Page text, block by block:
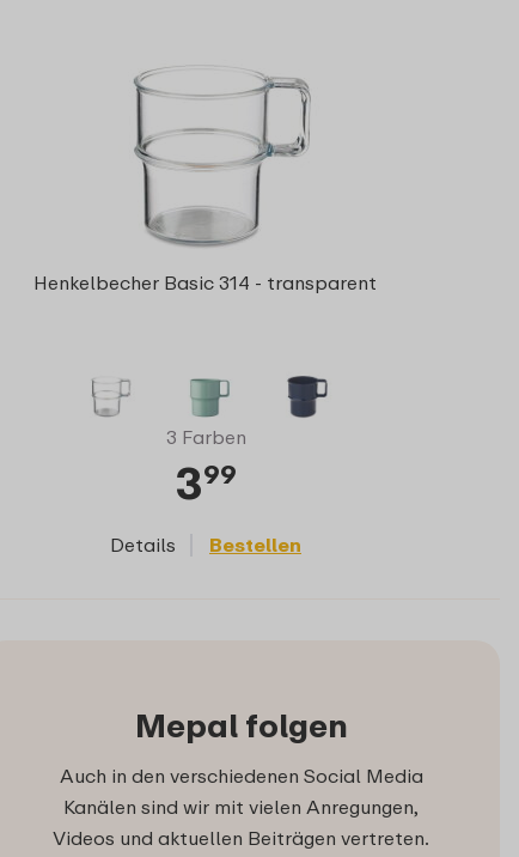
Henkelbecher Basic 314 - transparent
3 Farben
399
Details Bestellen
Mepal folgen
Auch in den verschiedenen Social Media
Kanälen sind wir mit vielen Anregungen,
Videos und aktuellen Beiträgen vertreten.